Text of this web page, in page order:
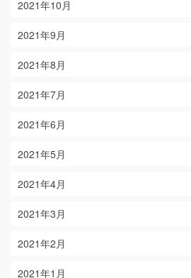
2021年10月
2021年9月
2021年8月
2021年7月
2021年6月
2021年5月
2021年4月
2021年3月
2021年2月
2021年1月